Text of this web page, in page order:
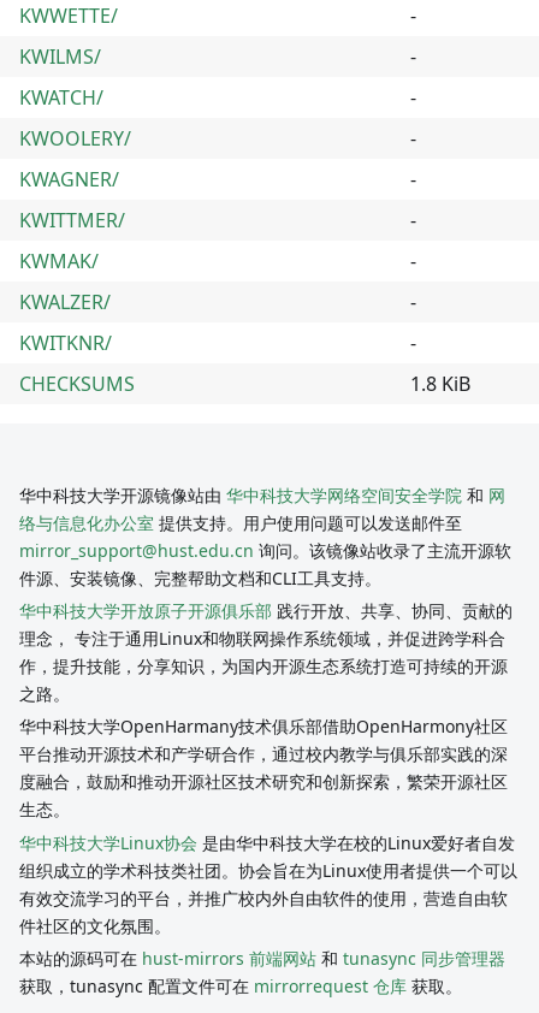
KWWETTE/
-
KWILMS/
-
KWATCH/
-
KWOOLERY/
-
KWAGNER/
-
KWITTMER/
-
KWMAK/
-
KWALZER/
-
KWITKNR/
-
CHECKSUMS
1.8 KiB
华中科技大学开源镜像站由 华中科技大学网络空间安全学院 和 网
络与信息化办公室 提供支持。用户使用问题可以发送邮件至
mirror_support@hust.edu.cn 询问。该镜像站收录了主流开源软
件源、安装镜像、完整帮助文档和CLI工具支持。
华中科技大学开放原子开源俱乐部 践行开放、共享、协同、贡献的
理念， 专注于通用Linux和物联网操作系统领域，并促进跨学科合
作，提升技能，分享知识，为国内开源生态系统打造可持续的开源
之路。
华中科技大学OpenHarmany技术俱乐部借助OpenHarmony社区
平台推动开源技术和产学研合作，通过校内教学与俱乐部实践的深
度融合，鼓励和推动开源社区技术研究和创新探索，繁荣开源社区
生态。
华中科技大学Linux协会 是由华中科技大学在校的Linux爱好者自发
组织成立的学术科技类社团。协会旨在为Linux使用者提供一个可以
有效交流学习的平台，并推广校内外自由软件的使用，营造自由软
件社区的文化氛围。
本站的源码可在 hust-mirrors 前端网站 和 tunasync 同步管理器
获取，tunasync 配置文件可在 mirrorrequest 仓库 获取。